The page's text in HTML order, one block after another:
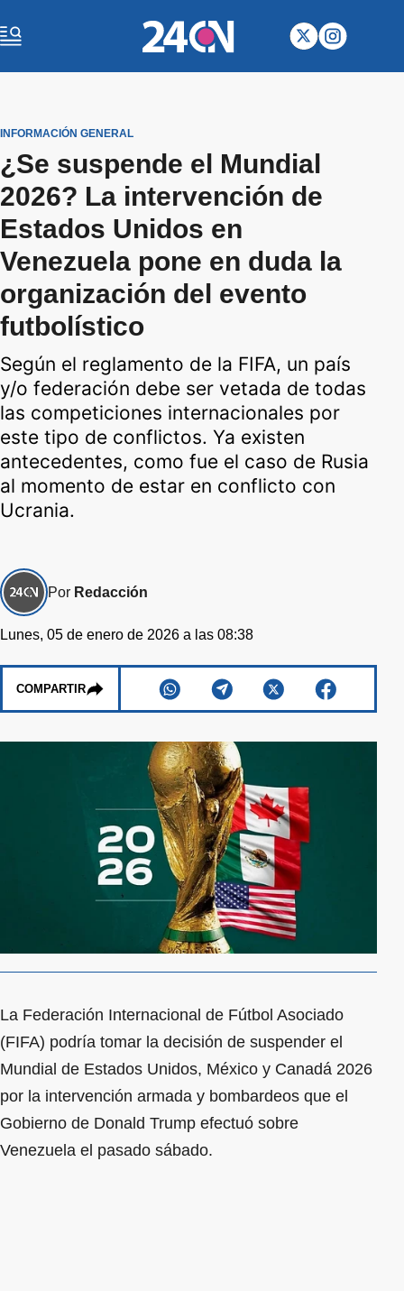
INFORMACIÓN GENERAL
¿Se suspende el Mundial
2026? La intervención de
Estados Unidos en
Venezuela pone en duda la
organización del evento
futbolístico
Según el reglamento de la FIFA, un país
y/o federación debe ser vetada de todas
las competiciones internacionales por
este tipo de conflictos. Ya existen
antecedentes, como fue el caso de Rusia
al momento de estar en conflicto con
Ucrania.
Por Redacción
Lunes, 05 de enero de 2026 a las 08:38
COMPARTIR
La Federación Internacional de Fútbol Asociado
(FIFA) podría tomar la decisión de suspender el
Mundial de Estados Unidos, México y Canadá 2026
por la intervención armada y bombardeos que el
Gobierno de Donald Trump efectuó sobre
Venezuela el pasado sábado.